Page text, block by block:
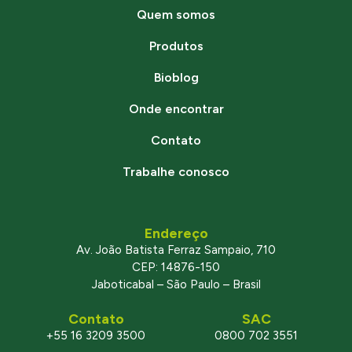
Quem somos
Produtos
Bioblog
Onde encontrar
Contato
Trabalhe conosco
Endereço
Av. João Batista Ferraz Sampaio, 710
CEP: 14876-150
Jaboticabal – São Paulo – Brasil
Contato
+55 16 3209 3500
SAC
0800 702 3551